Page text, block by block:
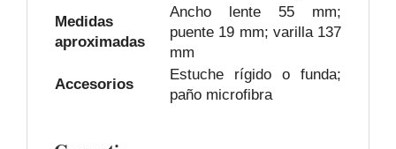
Medidas
aproximadas
Ancho lente 55 mm;
puente 19 mm; varilla 137
mm
Accesorios
Estuche rígido o funda;
paño microfibra